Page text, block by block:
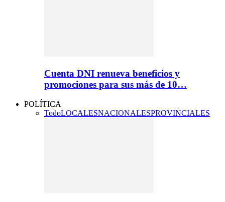
Cuenta DNI renueva beneficios y
promociones para sus más de 10…
POLÍTICA
TodoLOCALESNACIONALESPROVINCIALES